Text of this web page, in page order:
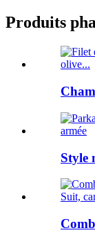
Produits
Style